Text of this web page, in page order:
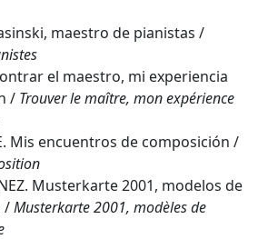
maestro de pianistas /
el maestro, mi experiencia
/ Trouver le maître, mon expérience
Mis encuentros de composición /
Musterkarte 2001, modelos de
/Musterkarte 2001, modèles de